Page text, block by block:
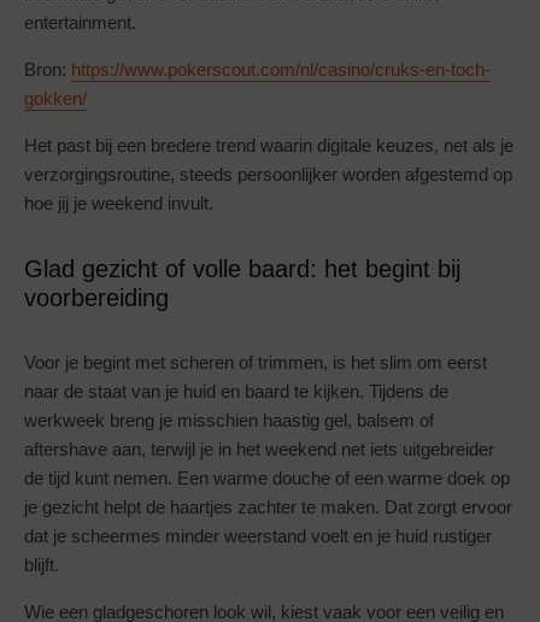
entertainment.
Bron: https://www.pokerscout.com/nl/casino/cruks-en-toch-
gokken/
Het past bij een bredere trend waarin digitale keuzes, net als je
verzorgingsroutine, steeds persoonlijker worden afgestemd op
hoe jij je weekend invult.
Glad gezicht of volle baard: het begint bij
voorbereiding
Voor je begint met scheren of trimmen, is het slim om eerst
naar de staat van je huid en baard te kijken. Tijdens de
werkweek breng je misschien haastig gel, balsem of
aftershave aan, terwijl je in het weekend net iets uitgebreider
de tijd kunt nemen. Een warme douche of een warme doek op
je gezicht helpt de haartjes zachter te maken. Dat zorgt ervoor
dat je scheermes minder weerstand voelt en je huid rustiger
blijft.
Wie een gladgeschoren look wil, kiest vaak voor een veilig en